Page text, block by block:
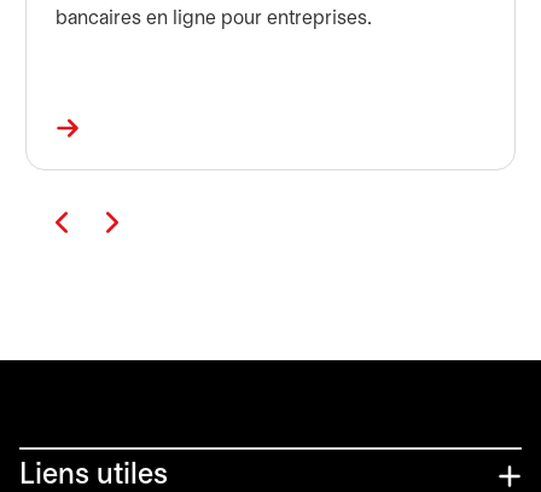
bancaires en ligne pour entreprises.
Liens utiles​